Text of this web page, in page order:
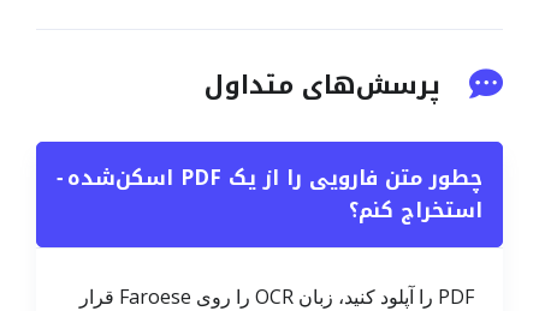
پرسش‌های متداول
چطور متن فارویی را از یک PDF اسکن‌شده
استخراج کنم؟
−
PDF را آپلود کنید، زبان OCR را روی Faroese قرار